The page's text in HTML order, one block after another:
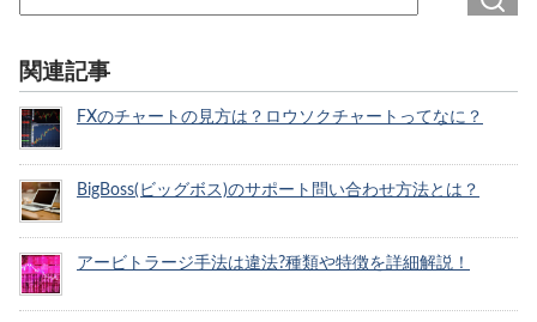
関連記事
FXのチャートの見方は？ロウソクチャートってなに？
BigBoss(ビッグボス)のサポート問い合わせ方法とは？
アービトラージ手法は違法?種類や特徴を詳細解説！